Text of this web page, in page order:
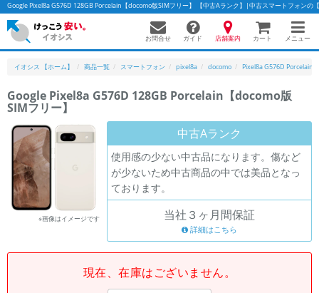
Google Pixel8a G576D 128GB Porcelain【docomo版SIMフリー】 【中古Aランク】|中古スマートフォンの
お問合せ ガイド 店舗案内 カート メニュー
イオシス 【ホーム】 商品一覧 スマートフォン pixel8a docomo Pixel8a G576D Porcelain
Google Pixel8a G576D 128GB Porcelain【docomo版
SIMフリー】
※画像はイメージです
中古Aランク
使用感の少ない中古品になります。傷など
が少ないため中古商品の中では美品となっ
ております。
当社３ヶ月間保証
詳細はこちら
現在、在庫はございません。
かんたんパソコン検索に切り替える
フリーワード
除外ワード
人気の検索ワード：Let's note
「スマートフォン」「タブレット」など